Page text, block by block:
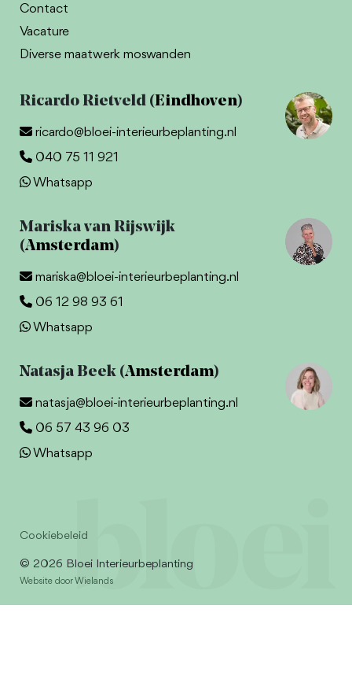
Contact
Vacature
Diverse maatwerk moswanden
Ricardo Rietveld (Eindhoven)
ricardo@bloei-interieurbeplanting.nl
040 75 11 921
Whatsapp
Mariska van Rijswijk
(Amsterdam)
mariska@bloei-interieurbeplanting.nl
06 12 98 93 61
Whatsapp
Natasja Beek (Amsterdam)
natasja@bloei-interieurbeplanting.nl
06 57 43 96 03
Whatsapp
© 2026 Bloei Interieurbeplanting
Website door Wielands
Cookiebeleid